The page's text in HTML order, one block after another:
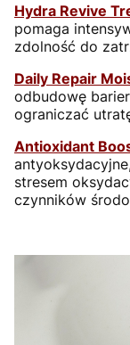
Hydra Revive
pomaga
zdolność do
Daily Repair
odbudowę
ograniczać
Antioxidant
stresem
czynników